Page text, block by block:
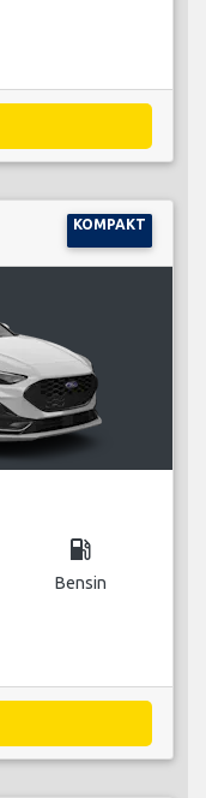
KOMPAKT
local_gas_station
Bensin